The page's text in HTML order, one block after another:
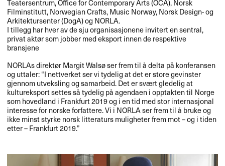
Teatersentrum, Office for Contemporary Arts (OCA), Norsk
Filminstitutt, Norwegian Crafts, Music Norway, Norsk Design- og
Arkitektursenter (DogA) og NORLA.
I tillegg har hver av de sju organisasjonene invitert en sentral,
privat aktør som jobber med eksport innen de respektive
bransjene
NORLAs direktør Margit Walsø ser frem til å delta på konferansen
og uttaler: “I nettverket ser vi tydelig at det er store gevinster
gjennom utveksling og samarbeid. Det er svært gledelig at
kultureksport settes så tydelig på agendaen i opptakten til Norge
som hovedland i Frankfurt 2019 og i en tid med stor internasjonal
interesse for norske forfattere. Vi i NORLAser frem til å bruke og
ikke minst styrke norsk litteraturs muligheter frem mot – og i tiden
etter – Frankfurt 2019.”